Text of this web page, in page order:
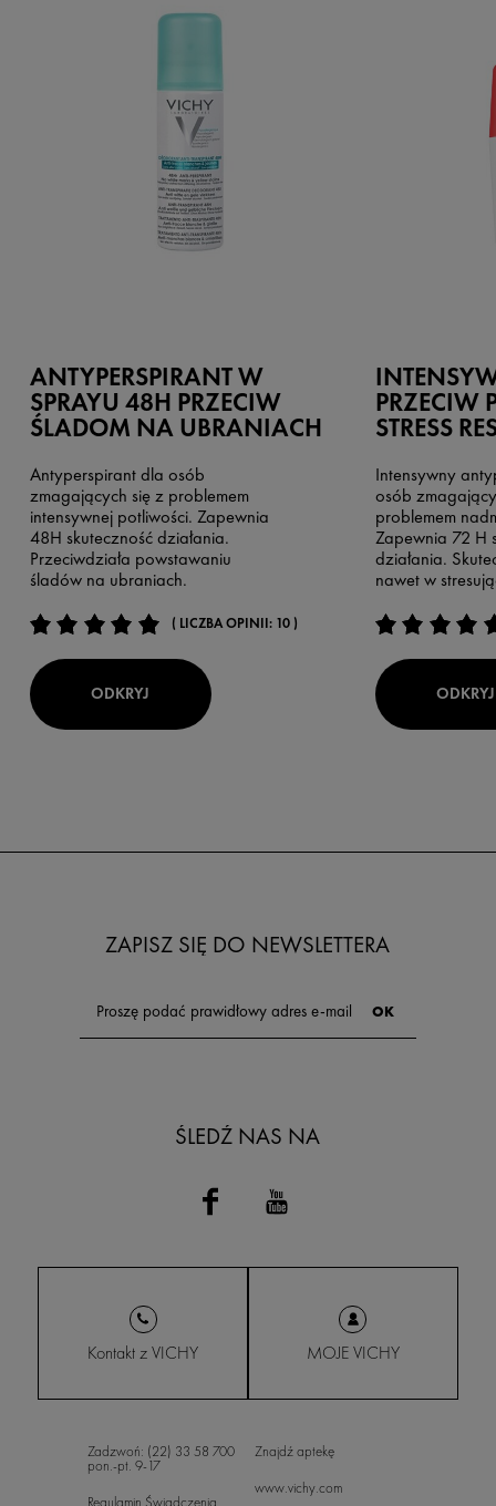
ANTYPERSPIRANT W
SPRAYU 48H PRZECIW
ŚLADOM NA UBRANIACH
Antyperspirant dla osób
zmagających się z problemem
intensywnej potliwości. Zapewnia
48H skuteczność działania.
Przeciwdziała powstawaniu
śladów na ubraniach.
( LICZBA OPINII: 10 )
ODKRYJ
PRZECIW
STRESS
Intensywny
osób
problemem
Zapewnia 72 H
działania.
nawet w
ODKRYJ
ZAPISZ SIĘ DO NEWSLETTERA
ŚLEDŹ NAS NA
Kontakt z VICHY MOJE VICHY
Zadzwoń: (22) 33 58 700
pon.-pt. 9-17
Regulamin Świadczenia
Znajdź aptekę
www.vichy.com